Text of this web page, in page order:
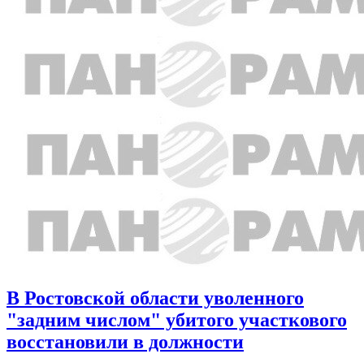
В Ростовской области уволенного
"задним числом" убитого участкового
восстановили в должности